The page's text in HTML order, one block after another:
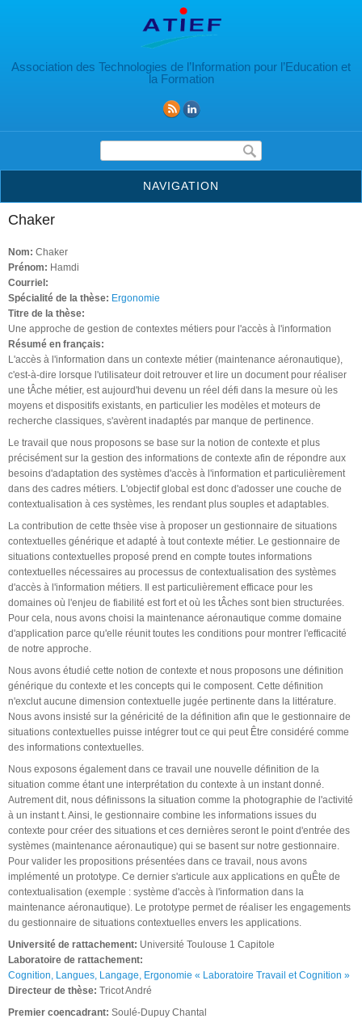
Association des Technologies de l’Information pour l’Education et
la Formation
Formulaire de recherche
NAVIGATION
Chaker
Nom: Chaker
Prénom: Hamdi
Courriel:
Spécialité de la thèse: Ergonomie
Titre de la thèse:
Une approche de gestion de contextes métiers pour l'accès à l'information
Résumé en français:
L'accès à l'information dans un contexte métier (maintenance aéronautique),
c'est-à-dire lorsque l'utilisateur doit retrouver et lire un document pour réaliser
une tÂche métier, est aujourd'hui devenu un réel défi dans la mesure où les
moyens et dispositifs existants, en particulier les modèles et moteurs de
recherche classiques, s'avèrent inadaptés par manque de pertinence.
Le travail que nous proposons se base sur la notion de contexte et plus
précisément sur la gestion des informations de contexte afin de répondre aux
besoins d'adaptation des systèmes d'accès à l'information et particulièrement
dans des cadres métiers. L'objectif global est donc d'adosser une couche de
contextualisation à ces systèmes, les rendant plus souples et adaptables.
La contribution de cette thsèe vise à proposer un gestionnaire de situations
contextuelles générique et adapté à tout contexte métier. Le gestionnaire de
situations contextuelles proposé prend en compte toutes informations
contextuelles nécessaires au processus de contextualisation des systèmes
d'accès à l'information métiers. Il est particulièrement efficace pour les
domaines où l'enjeu de fiabilité est fort et où les tÂches sont bien structurées.
Pour cela, nous avons choisi la maintenance aéronautique comme domaine
d'application parce qu'elle réunit toutes les conditions pour montrer l'efficacité
de notre approche.
Nous avons étudié cette notion de contexte et nous proposons une définition
générique du contexte et les concepts qui le composent. Cette définition
n'exclut aucune dimension contextuelle jugée pertinente dans la littérature.
Nous avons insisté sur la généricité de la définition afin que le gestionnaire de
situations contextuelles puisse intégrer tout ce qui peut Être considéré comme
des informations contextuelles.
Nous exposons également dans ce travail une nouvelle définition de la
situation comme étant une interprétation du contexte à un instant donné.
Autrement dit, nous définissons la situation comme la photographie de l'activité
à un instant t. Ainsi, le gestionnaire combine les informations issues du
contexte pour créer des situations et ces dernières seront le point d'entrée des
systèmes (maintenance aéronautique) qui se basent sur notre gestionnaire.
Pour valider les propositions présentées dans ce travail, nous avons
implémenté un prototype. Ce dernier s'articule aux applications en quÊte de
contextualisation (exemple : système d'accès à l'information dans la
maintenance aéronautique). Le prototype permet de réaliser les engagements
du gestionnaire de situations contextuelles envers les applications.
Université de rattachement: Université Toulouse 1 Capitole
Laboratoire de rattachement:
Cognition, Langues, Langage, Ergonomie « Laboratoire Travail et Cognition »
Directeur de thèse: Tricot André
Premier coencadrant: Soulé-Dupuy Chantal